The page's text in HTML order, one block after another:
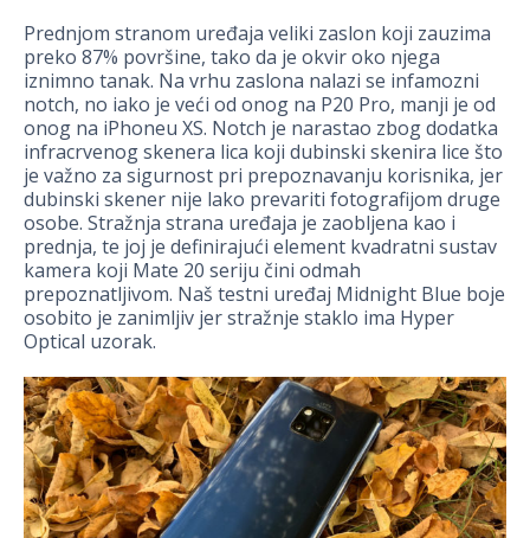
Prednjom stranom uređaja veliki zaslon koji zauzima
preko 87% površine, tako da je okvir oko njega
iznimno tanak. Na vrhu zaslona nalazi se infamozni
notch, no iako je veći od onog na P20 Pro, manji je od
onog na iPhoneu XS. Notch je narastao zbog dodatka
infracrvenog skenera lica koji dubinski skenira lice što
je važno za sigurnost pri prepoznavanju korisnika, jer
dubinski skener nije lako prevariti fotografijom druge
osobe. Stražnja strana uređaja je zaobljena kao i
prednja, te joj je definirajući element kvadratni sustav
kamera koji Mate 20 seriju čini odmah
prepoznatljivom. Naš testni uređaj Midnight Blue boje
osobito je zanimljiv jer stražnje staklo ima Hyper
Optical uzorak.